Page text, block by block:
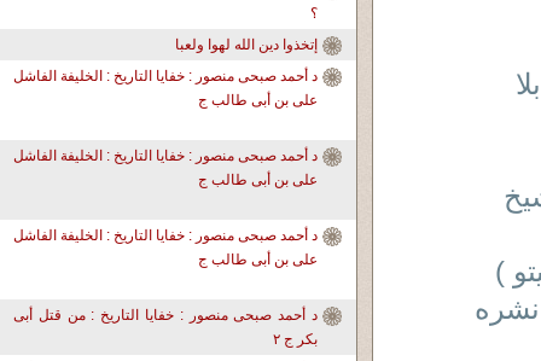
بلا
)
؟
إتخذوا دين الله لهوا ولعبا
د أحمد صبحى منصور : خفايا التاريخ : الخليفة الفاشل
على بن أبى طالب ج
د أحمد صبحى منصور : خفايا التاريخ : الخليفة الفاشل
على بن أبى طالب ج
د أحمد صبحى منصور : خفايا التاريخ : الخليفة الفاشل
على بن أبى طالب ج
د أحمد صبحى منصور : خفايا التاريخ : من قتل أبى
بكر ج ٢